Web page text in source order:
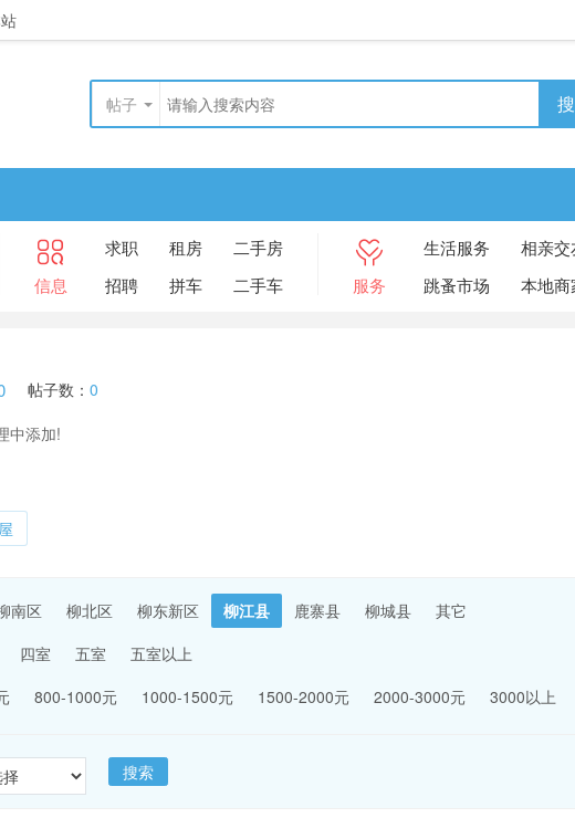
帖子
信息
求职 租房
二手房
招聘
拼车 二手车 服务
生活服务
相亲交
跳蚤市场
本地商
帖子数： 0
中添加!
南区 柳北区 柳东新区 柳江县 鹿寨县 柳城县
其它
四室 五室
五室以上
800-1000元 1000-1500元 1500-2000元 2000-3000元 3000以上
搜索